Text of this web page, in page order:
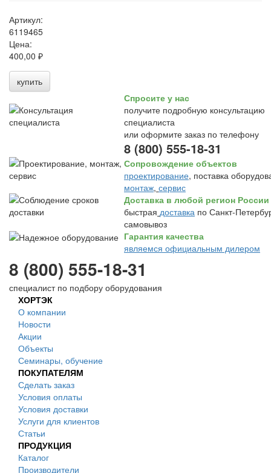
Артикул:
6119465
Цена:
400,00 ₽
купить
Спросите у нас
получите подробную консультацию
специалиста
или оформите заказ по телефону
8 (800) 555-18-31
Сопровождение объектов
проектирование, поставка
монтаж, сервис
Доставка в любой регион России
быстрая доставка по Санкт-
самовывоз
Гарантия качества
являемся официальным дилером
8 (800) 555-18-31
специалист по подбору оборудования
ХОРТЭК
О компании
Новости
Акции
Объекты
Семинары, обучение
ПОКУПАТЕЛЯМ
Сделать заказ
Условия оплаты
Условия доставки
Услуги для клиентов
Статьи
ПРОДУКЦИЯ
Каталог
Производители